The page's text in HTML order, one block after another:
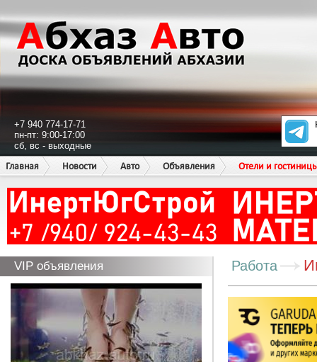
+7 940 774-17-71
пн-пт: 9:00-17:00
сб, вс - выходные
Главная
Новости Авто Объявления Отели и
VIP объявления Работа